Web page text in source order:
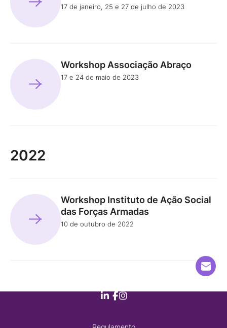
17 de janeiro, 25 e 27 de julho de 2023
Workshop Associação Abraço
17 e 24 de maio de 2023
2022
Workshop Instituto de Ação Social
das Forças Armadas
10 de outubro de 2022